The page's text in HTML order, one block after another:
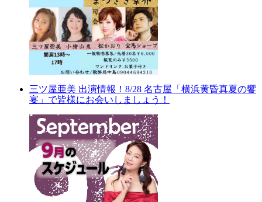
三ツ屋亜美 出演情報！8/28 名古屋「横浜黄昏真夏の饗
宴」で皆様にお会いしましょう！